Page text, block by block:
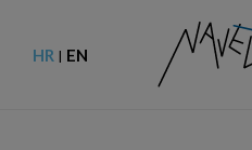
HR | EN